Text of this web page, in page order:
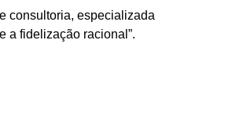
consultoria, especializada
a fidelização racional”.